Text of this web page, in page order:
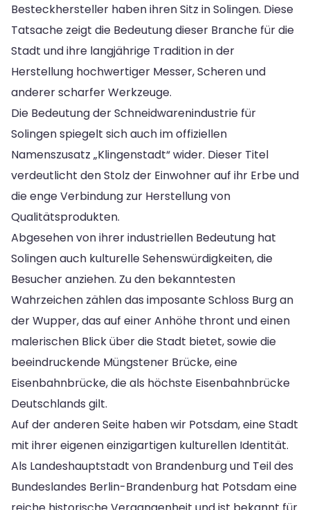
Besteckhersteller haben ihren Sitz in Solingen. Diese
Tatsache zeigt die Bedeutung dieser Branche für die
Stadt und ihre langjährige Tradition in der
Herstellung hochwertiger Messer, Scheren und
anderer scharfer Werkzeuge.
Die Bedeutung der Schneidwarenindustrie für
Solingen spiegelt sich auch im offiziellen
Namenszusatz „Klingenstadt“ wider. Dieser Titel
verdeutlicht den Stolz der Einwohner auf ihr Erbe und
die enge Verbindung zur Herstellung von
Qualitätsprodukten.
Abgesehen von ihrer industriellen Bedeutung hat
Solingen auch kulturelle Sehenswürdigkeiten, die
Besucher anziehen. Zu den bekanntesten
Wahrzeichen zählen das imposante Schloss Burg an
der Wupper, das auf einer Anhöhe thront und einen
malerischen Blick über die Stadt bietet, sowie die
beeindruckende Müngstener Brücke, eine
Eisenbahnbrücke, die als höchste Eisenbahnbrücke
Deutschlands gilt.
Auf der anderen Seite haben wir Potsdam, eine Stadt
mit ihrer eigenen einzigartigen kulturellen Identität.
Als Landeshauptstadt von Brandenburg und Teil des
Bundeslandes Berlin-Brandenburg hat Potsdam eine